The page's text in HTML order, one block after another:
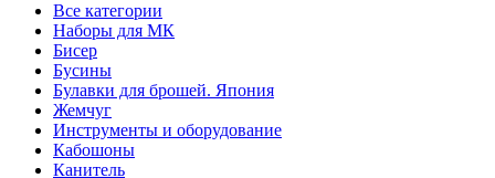
Все категории
Наборы для МК
Бисер
Бусины
Булавки для брошей. Япония
Жемчуг
Инструменты и оборудование
Кабошоны
Канитель